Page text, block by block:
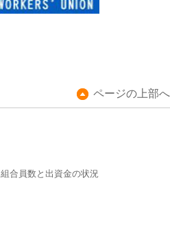
ページの上部へ
組合員数と出資金の状況